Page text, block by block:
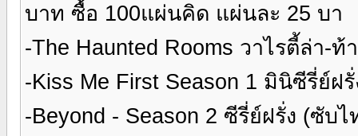
บาท ซื้อ 100แผ่นคิด แผ่นละ 25 บา
-The Haunted Rooms วาไรตี้ล่า-
-Kiss Me First Season 1 มินิซีรี่ย์ฝ
-Beyond - Season 2 ซีรี่ย์ฝรั่ง (ซับ